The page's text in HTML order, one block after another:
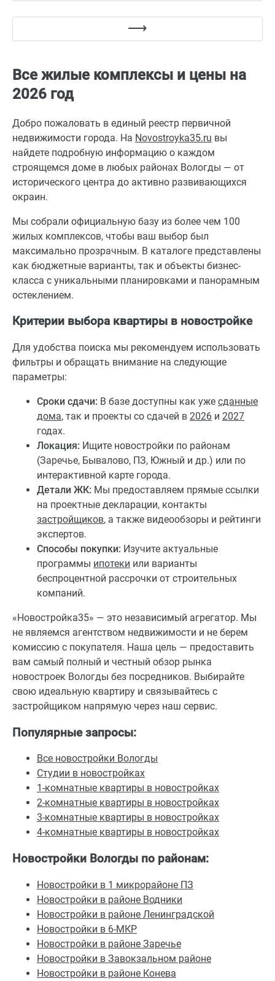
Все жилые комплексы и цены на
2026 год
Добро пожаловать в единый реестр первичной
недвижимости города. На Novostroyka35.ru вы
найдете подробную информацию о каждом
строящемся доме в любых районах Вологды — от
исторического центра до активно развивающихся
окраин.
Мы собрали официальную базу из более чем 100
жилых комплексов, чтобы ваш выбор был
максимально прозрачным. В каталоге представлены
как бюджетные варианты, так и объекты бизнес-
класса с уникальными планировками и панорамным
остеклением.
Критерии выбора квартиры в новостройке
Для удобства поиска мы рекомендуем использовать
фильтры и обращать внимание на следующие
параметры:
Сроки сдачи: В базе доступны как уже сданные
дома, так и проекты со сдачей в 2026 и 2027
годах.
Локация: Ищите новостройки по районам
(Заречье, Бывалово, ПЗ, Южный и др.) или по
интерактивной карте города.
Детали ЖК: Мы предоставляем прямые ссылки
на проектные декларации, контакты
застройщиков, а также видеообзоры и рейтинги
экспертов.
Способы покупки: Изучите актуальные
программы ипотеки или варианты
беспроцентной рассрочки от строительных
компаний.
«Новостройка35» — это независимый агрегатор. Мы
не являемся агентством недвижимости и не берем
комиссию с покупателя. Наша цель — предоставить
вам самый полный и честный обзор рынка
новостроек Вологды без посредников. Выбирайте
свою идеальную квартиру и связывайтесь с
застройщиком напрямую через наш сервис.
Популярные запросы:
Все новостройки Вологды
Студии в новостройках
1-комнатные квартиры в новостройках
2-комнатные квартиры в новостройках
3-комнатные квартиры в новостройках
4-комнатные квартиры в новостройках
Новостройки Вологды по районам:
Новостройки в 1 микрорайоне ПЗ
Новостройки в районе Водники
Новостройки в районе Ленинградской
Новостройки в 6-МКР
Новостройки в районе Заречье
Новостройки в Завокзальном районе
Новостройки в районе Конева